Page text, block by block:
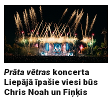
Prāta vētras koncerta
Liepājā īpašie viesi būs
Chris Noah un Fiņķis